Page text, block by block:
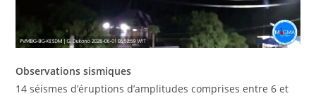
Observations sismiques
14 séismes d’éruptions d’amplitudes comprises entre 6 et